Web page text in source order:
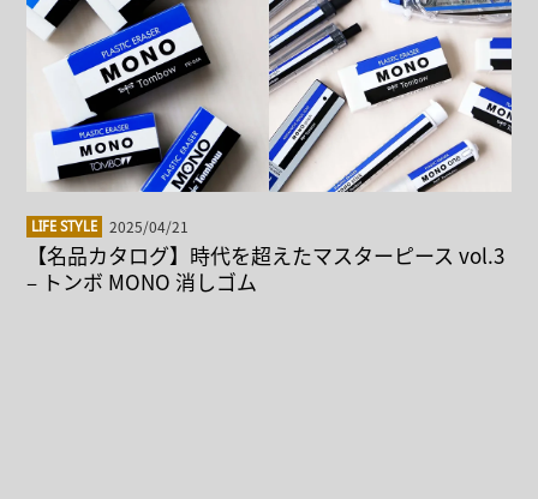
LIFE STYLE 2025/04/21
【名品カタログ】時代を超えたマスターピース vol.3
– トンボ MONO 消しゴム